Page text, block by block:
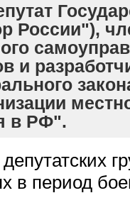
России"),
и
в РФ".
в период